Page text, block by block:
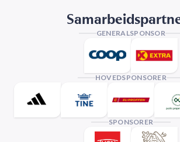
GENERALSPONSOR
HOVEDSPONSORER
SPONSORER